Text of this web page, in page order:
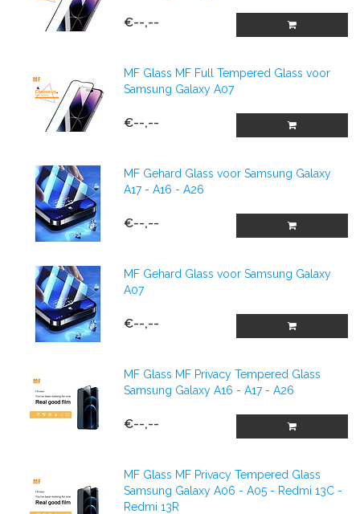
€--,--
MF Glass MF Full Tempered Glass voor
Samsung Galaxy A07
€--,--
MF Gehard Glass voor Samsung Galaxy
A17 - A16 - A26
€--,--
MF Gehard Glass voor Samsung Galaxy
A07
€--,--
MF Glass MF Privacy Tempered Glass
Samsung Galaxy A16 - A17 - A26
€--,--
MF Glass MF Privacy Tempered Glass
Samsung Galaxy A06 - A05 - Redmi 13C -
Redmi 13R